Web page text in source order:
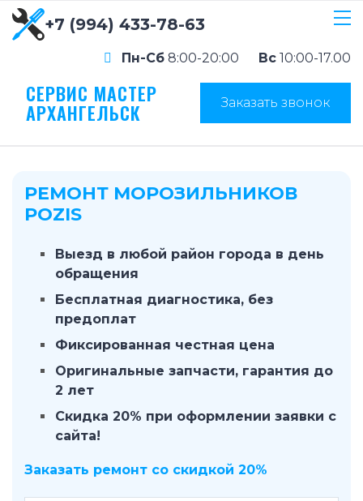
+7 (994) 433-78-63
Пн-Сб 8:00-20:00 Вс 10:00-17.00
СЕРВИС МАСТЕР
АРХАНГЕЛЬСК Заказать звонок
РЕМОНТ МОРОЗИЛЬНИКОВ
POZIS
Выезд в любой район города в день
обращения
Бесплатная диагностика, без
предоплат
Фиксированная честная цена
Оригинальные запчасти, гарантия до
2 лет
Скидка 20% при оформлении заявки с
сайта!
Заказать ремонт со скидкой 20%